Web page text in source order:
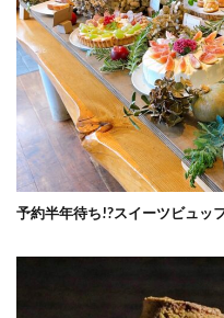
予約半年待ち!?スイーツビュ